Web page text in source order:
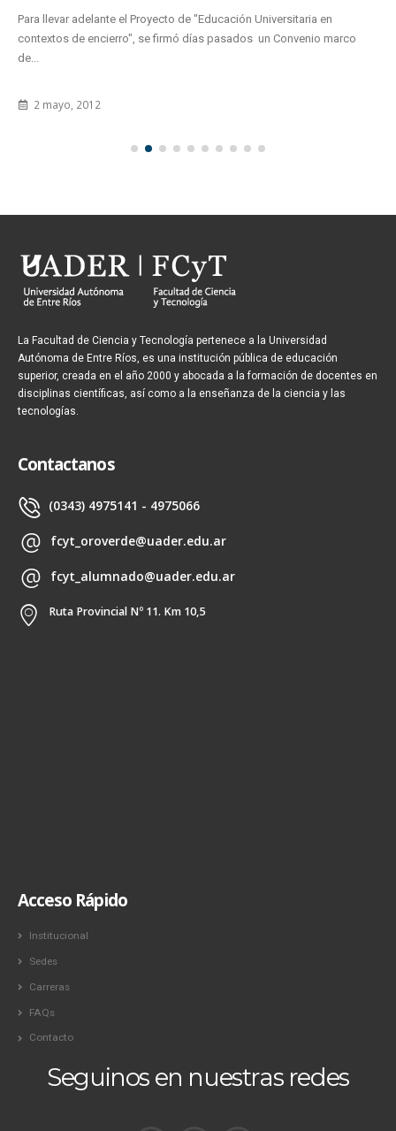
Para llevar adelante el Proyecto de "Educación Universitaria en
contextos de encierro", se firmó días pasados un Convenio marco
de...
2 mayo, 2012
La Facultad de Ciencia y Tecnología pertenece a la Universidad
Autónoma de Entre Ríos, es una institución pública de educación
superior, creada en el año 2000 y abocada a la formación de docentes en
disciplinas científicas, así como a la enseñanza de la ciencia y las
tecnologías.
Contactanos
(0343) 4975141 - 4975066
fcyt_oroverde@uader.edu.ar
fcyt_alumnado@uader.edu.ar
Ruta Provincial Nº 11. Km 10,5
Acceso Rápido
Institucional
Sedes
Carreras
FAQs
Contacto
Seguinos en nuestras redes